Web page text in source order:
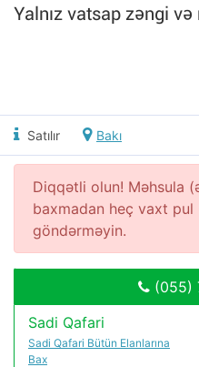
Yalnız vatsap zəngi
Satılır Bakı
Diqqətli olun! Məhsula
baxmadan heç vaxt pul
göndərməyin.
(055)
Sadi Qafari
Sadi Qafari Bütün Elanlarına
Bax